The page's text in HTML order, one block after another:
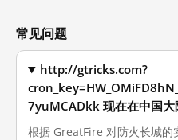
常见问题
http://gtricks.com?
7yuMCADkk 现在在中国大
根据 GreatFire 对防火长城